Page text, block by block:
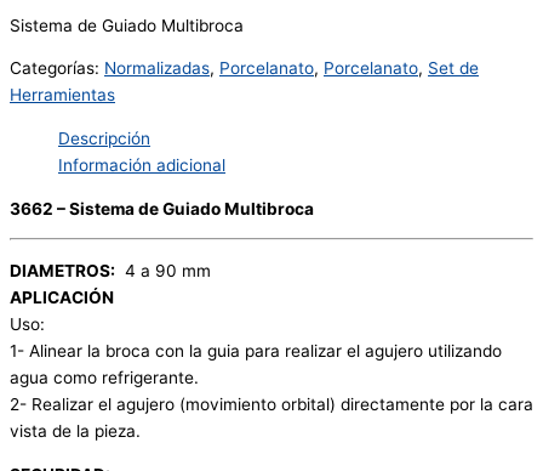
Sistema de Guiado Multibroca
Categorías: Normalizadas, Porcelanato, Porcelanato, Set de
Herramientas
Descripción
Información adicional
3662 – Sistema de Guiado Multibroca
DIAMETROS: 4 a 90 mm
APLICACIÓN
Uso:
1- Alinear la broca con la guia para realizar el agujero utilizando
agua como refrigerante.
2- Realizar el agujero (movimiento orbital) directamente por la cara
vista de la pieza.